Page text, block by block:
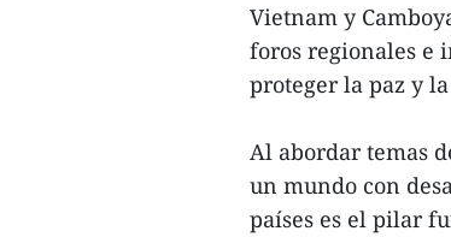
Vietnam y
foros regionales e
proteger la paz y
Al abordar temas
un mundo con
países es el pilar